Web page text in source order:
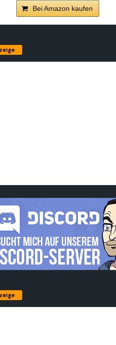
Bei Amazon kaufen